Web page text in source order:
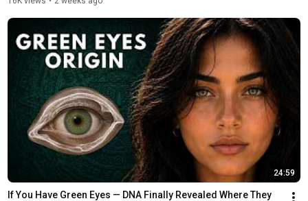
24:59
If You Have Green Eyes — DNA Finally Revealed Where They